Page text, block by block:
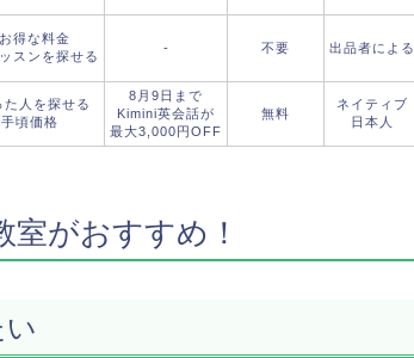
得な料金
スンを探せる
- 不要 出品者による
人を探せる
頃価格
8月9日まで
Kimini英会話が
最大3,000円OFF
無料
ネイティブ
日本人
がおすすめ！